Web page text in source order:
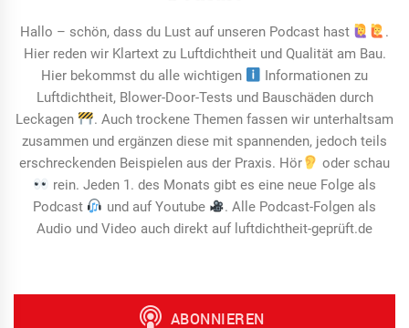
Hallo – schön, dass du Lust auf unseren Podcast hast
.
Hier reden wir Klartext zu Luftdichtheit und Qualität am Bau.
Hier bekommst du alle wichtigen
Informationen zu
Luftdichtheit, Blower-Door-Tests und Bauschäden durch
Leckagen
. Auch trockene Themen fassen wir unterhaltsam
zusammen und ergänzen diese mit spannenden, jedoch teils
erschreckenden Beispielen aus der Praxis. Hör
oder schau
rein. Jeden 1. des Monats gibt es eine neue Folge als
Podcast
und auf Youtube
. Alle Podcast-Folgen als
Audio und Video auch direkt auf luftdichtheit-geprüft.de